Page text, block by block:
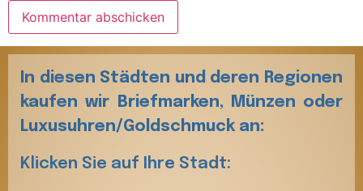
In diesen Städten und deren Regionen
kaufen wir Briefmarken, Münzen oder
Luxusuhren/Goldschmuck an:
Klicken Sie auf Ihre Stadt: